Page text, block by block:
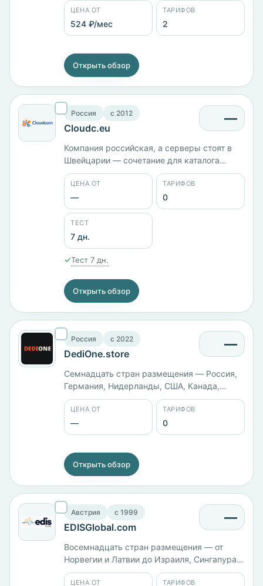
Швейцарии, компания работает с 2014 года.
Объёмы дисков в карточке не указаны.
ЦЕНА ОТ
524 ₽/мес
ТАРИФОВ
2
Открыть обзор
Россия c 2012
Cloudc.eu
—
Компания российская, а серверы стоят в
Швейцарии — сочетание для каталога
нечастое. Работает с 2012 года, тестовый
период 7 дней. Тарифы и панель
управления в карточке не заведены.
ЦЕНА ОТ
—
ТАРИФОВ
0
ТЕСТ
7 дн.
✓Тест 7 дн.
Открыть обзор
Россия c 2022
DediOne.store
—
Семнадцать стран размещения — Россия,
Германия, Нидерланды, США, Канада,
Турция, Швейцария и другие. Компания
работает с 2022 года, из технологий указан
MySQL. Тарифы в карточке не заведены.
ЦЕНА ОТ
—
ТАРИФОВ
0
Открыть обзор
Австрия c 1999
EDISGlobal.com
—
Восемнадцать стран размещения — от
Норвегии и Латвии до Израиля, Сингапура и
Японии. Австрийская компания с 1999 года.
Линейка KVM: Smart с 1 ГБ памяти — 449 ₽/
ЦЕНА ОТ ТАРИФОВ